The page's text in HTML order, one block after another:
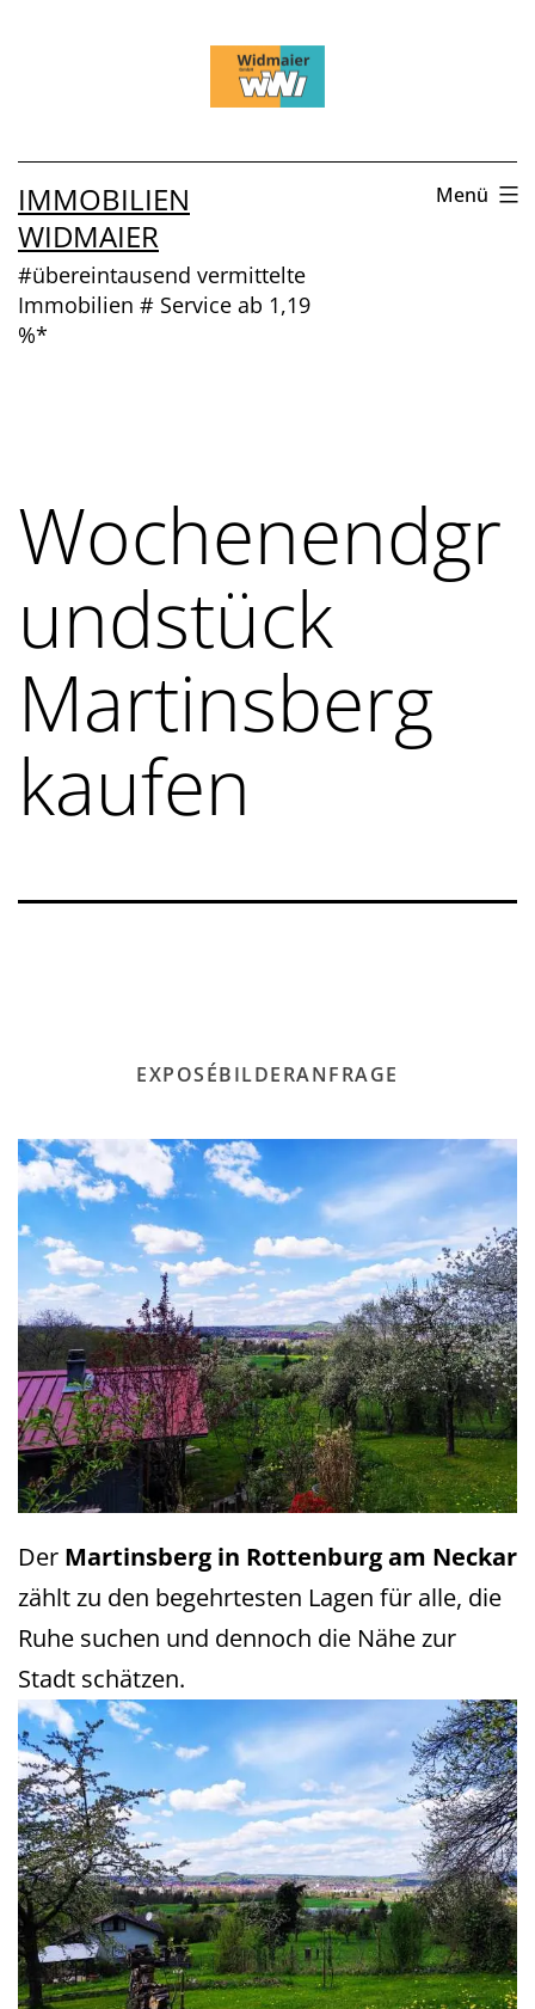
IMMOBILIEN
WIDMAIER
#übereintausend vermittelte
Immobilien # Service ab 1,19
%*
Menü
Wochenendgr
undstück
Martinsberg
kaufen
EXPOSÉBILDERANFRAGE
Der Martinsberg in Rottenburg am Neckar
zählt zu den begehrtesten Lagen für alle, die
Ruhe suchen und dennoch die Nähe zur
Stadt schätzen.